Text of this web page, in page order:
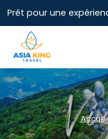
Prêt pour une